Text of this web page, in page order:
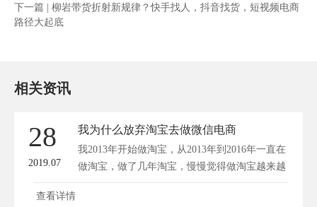
下一篇 | 柳岩带货折射新规律？快手找人，抖音找货，短视频电商
路径大起底
相关资讯
28
2019.07
我为什么放弃淘宝去做微信电商
我2013年开始做淘宝，从2013年到2016年一直在
做淘宝，做了几年淘宝，慢慢觉得做淘宝越来越
累...
查看详情